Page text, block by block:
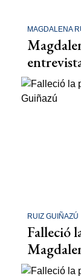
MAGDALENA
RUIZ GUIÑAZÚ
Falleció